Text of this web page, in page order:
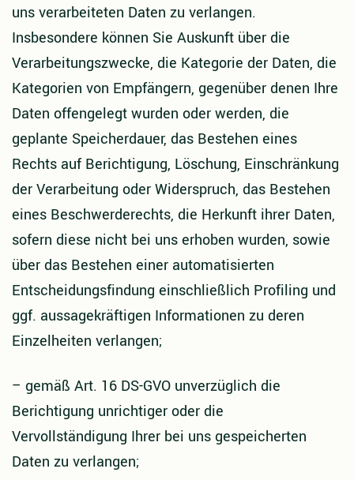
uns verarbeiteten Daten zu verlangen.
Insbesondere können Sie Auskunft über die
Verarbeitungszwecke, die Kategorie der Daten, die
Kategorien von Empfängern, gegenüber denen Ihre
Daten offengelegt wurden oder werden, die
geplante Speicherdauer, das Bestehen eines
Rechts auf Berichtigung, Löschung, Einschränkung
der Verarbeitung oder Widerspruch, das Bestehen
eines Beschwerderechts, die Herkunft ihrer Daten,
sofern diese nicht bei uns erhoben wurden, sowie
über das Bestehen einer automatisierten
Entscheidungsfindung einschließlich Profiling und
ggf. aussagekräftigen Informationen zu deren
Einzelheiten verlangen;
– gemäß Art. 16 DS-GVO unverzüglich die
Berichtigung unrichtiger oder die
Vervollständigung Ihrer bei uns gespeicherten
Daten zu verlangen;